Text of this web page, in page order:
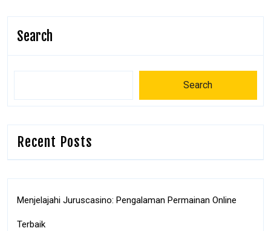
Search
Search
Recent Posts
Menjelajahi Juruscasino: Pengalaman Permainan Online
Terbaik